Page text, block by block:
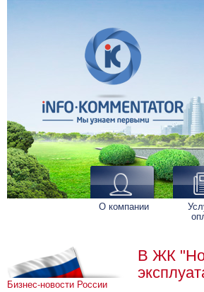
О компании
Бизнес-новости России
В ЖК